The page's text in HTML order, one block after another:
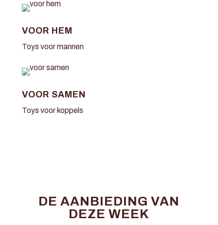
VOOR HEM
Toys voor mannen
VOOR SAMEN
Toys voor koppels
DE AANBIEDING VAN
DEZE WEEK